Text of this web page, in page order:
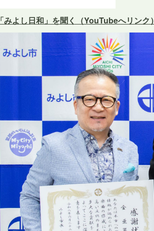
「みよし日和」を聞く（YouTubeへリンク）